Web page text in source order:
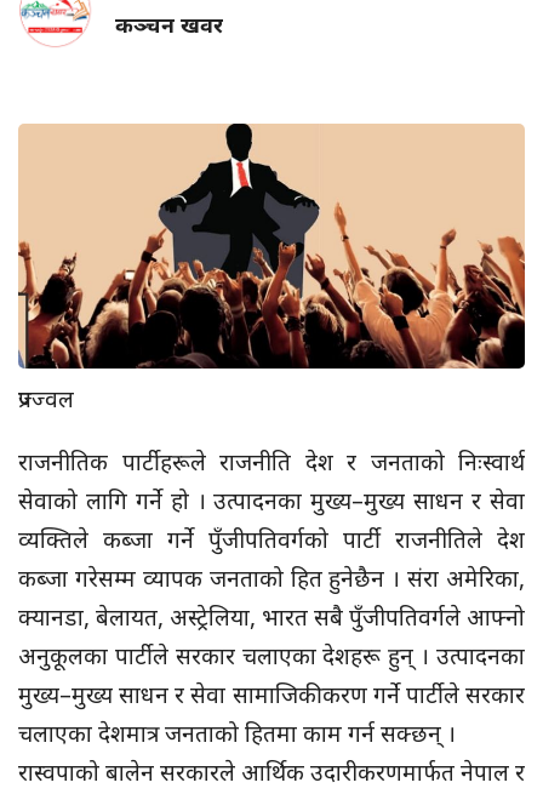
कञ्चन खवर
प्रज्ज्वल
राजनीतिक पार्टीहरूले राजनीति देश र जनताको निःस्वार्थ
सेवाको लागि गर्ने हो । उत्पादनका मुख्य–मुख्य साधन र सेवा
व्यक्तिले कब्जा गर्ने पुँजीपतिवर्गको पार्टी राजनीतिले देश
कब्जा गरेसम्म व्यापक जनताको हित हुनेछैन । संरा अमेरिका,
क्यानडा, बेलायत, अस्ट्रेलिया, भारत सबै पुँजीपतिवर्गले आफ्नो
अनुकूलका पार्टीले सरकार चलाएका देशहरू हुन् । उत्पादनका
मुख्य–मुख्य साधन र सेवा सामाजिकीकरण गर्ने पार्टीले सरकार
चलाएका देशमात्र जनताको हितमा काम गर्न सक्छन् ।
रास्वपाको बालेन सरकारले आर्थिक उदारीकरणमार्फत नेपाल र